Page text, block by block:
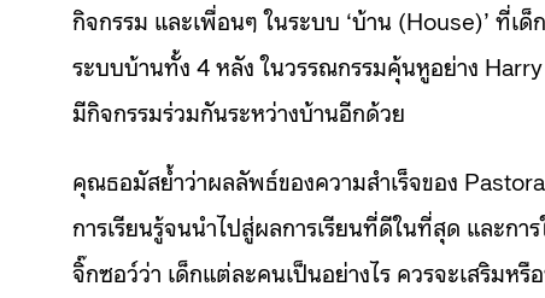
กิจกรรม และเพื่อนๆ ในระบบ ‘บ้าน (House)’ ที่
ระบบบ้านทั้ง 4 หลัง ในวรรณกรรมคุ้นหูอย่าง
มีกิจกรรมร่วมกันระหว่างบ้านอีกด้วย
คุณธอมัสย้ำว่าผลลัพธ์ของความสำเร็จของ
การเรียนรู้จนนำไปสู่ผลการเรียนที่ดีในที่สุด และกา
จิ๊กซอว์ว่า เด็กแต่ละคนเป็นอย่างไร ควรจะเสริมห